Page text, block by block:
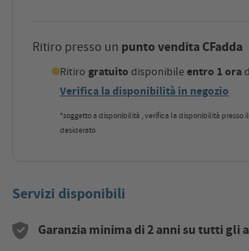
Ritiro presso un punto vendita CFadda
Ritiro gratuito disponibileentro 1 ora
Verifica la disponibilità in negozio
*soggetto a disponibilità , verifica la disponibilità presso
desiderato
Servizi disponibili
Garanzia minima di 2 anni su tutti gli